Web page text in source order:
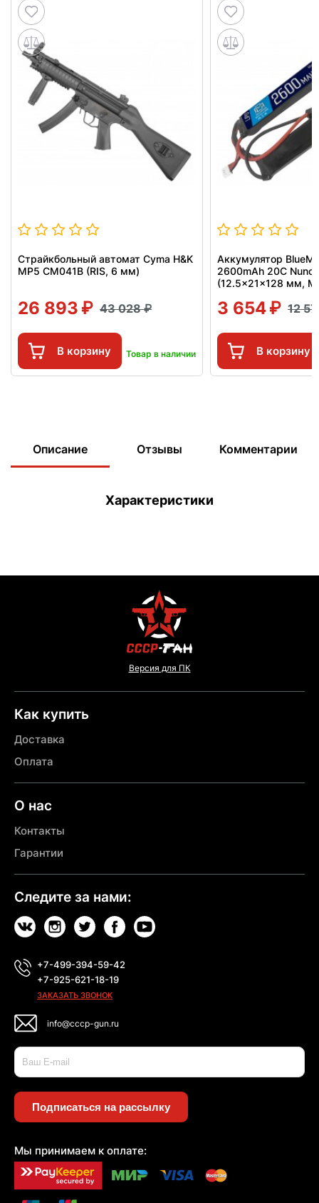
Страйкбольный автомат Cyma H&K
MP5 CM041B (RIS, 6 мм)
26 893 43 028
В корзину Товар в наличии
Аккумулятор
2600mAh 20C
(12.5x21x128 мм,
3 654 12
В корзину
Описание Отзывы Комментарии
Характеристики
Версия для ПК
Как купить
Доставка
Оплата
О нас
Контакты
Гарантии
Следите за нами:
+7-499-394-59-42
+7-925-621-18-19
ЗАКАЗАТЬ ЗВОНОК
info@cccp-gun.ru
Подписаться на рассылку
Мы принимаем к оплате: